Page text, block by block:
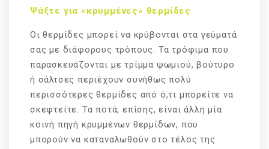
Ψάξτε για «κρυμμένες» θερμίδες
Οι θερμίδες μπορεί να κρύβονται στα γεύματά
σας με διάφορους τρόπους. Τα τρόφιμα που
παρασκευάζονται με τρίμμα ψωμιού, βούτυρο
ή σάλτσες περιέχουν συνήθως πολύ
περισσότερες θερμίδες από ό,τι μπορείτε να
σκεφτείτε. Τα ποτά, επίσης, είναι άλλη μία
κοινή πηγή κρυμμένων θερμίδων, που
μπορούν να καταναλωθούν στο τέλος της